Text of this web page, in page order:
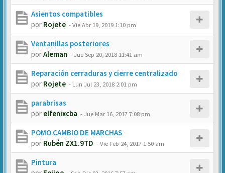
Asientos compatibles
por Rojete -Vie Abr 19, 2019 1:10 pm
Ventanillas posteriores
porAleman -Jue Sep 20, 2018 11:41 am
Reparación cerraduras y cierre centralizado
por Rojete - Lun Jul 23, 2018 2:01 pm
parabrisas
por elfenixcba -Jue Mar 16, 2017 7:08 pm
POMO CAMBIO DE MARCHAS
por Rubén ZX1.9TD -Vie Feb 24, 2017 1:50 am
Pintura